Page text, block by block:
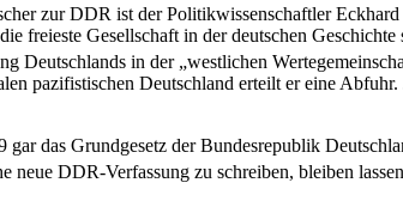
zur DDR ist der Politikwissenschaftler Eckhard
freieste Gesellschaft in der deutschen
Deutschlands in der „westli­chen
pazifistischen Deutschland erteilt er eine
gar das Grundgesetz der Bundesrepublik
neue DDR-Verfassung zu schreiben, bleiben